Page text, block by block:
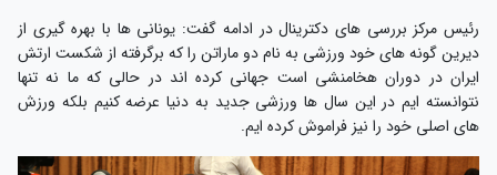
رئیس مرکز بررسی های دکترینال در ادامه گفت: یونانی ها با بهره گیری از
دیرین گونه های خود ورزشی به نام دو ماراتن را که برگرفته از شکست ارتش
ایران در دوران هخامنشی است جهانی کرده اند در حالی که ما نه تنها
نتوانسته ایم در این سال ها ورزشی جدید به دنیا عرضه کنیم بلکه ورزش
های اصلی خود را نیز فراموش کرده ایم.